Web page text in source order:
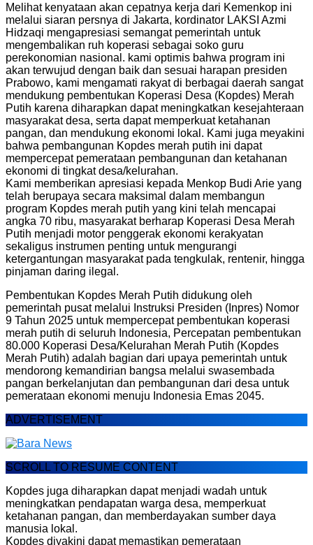
Melihat kenyataan akan cepatnya kerja dari Kemenkop ini
melalui siaran persnya di Jakarta, kordinator LAKSI Azmi
Hidzaqi mengapresiasi semangat pemerintah untuk
mengembalikan ruh koperasi sebagai soko guru
perekonomian nasional. kami optimis bahwa program ini
akan terwujud dengan baik dan sesuai harapan presiden
Prabowo, kami mengamati rakyat di berbagai daerah sangat
mendukung pembentukan Koperasi Desa (Kopdes) Merah
Putih karena diharapkan dapat meningkatkan kesejahteraan
masyarakat desa, serta dapat memperkuat ketahanan
pangan, dan mendukung ekonomi lokal. Kami juga meyakini
bahwa pembangunan Kopdes merah putih ini dapat
mempercepat pemerataan pembangunan dan ketahanan
ekonomi di tingkat desa/kelurahan.
Kami memberikan apresiasi kepada Menkop Budi Arie yang
telah berupaya secara maksimal dalam membangun
program Kopdes merah putih yang kini telah mencapai
angka 70 ribu, masyarakat berharap Koperasi Desa Merah
Putih menjadi motor penggerak ekonomi kerakyatan
sekaligus instrumen penting untuk mengurangi
ketergantungan masyarakat pada tengkulak, rentenir, hingga
pinjaman daring ilegal.
Pembentukan Kopdes Merah Putih didukung oleh
pemerintah pusat melalui Instruksi Presiden (Inpres) Nomor
9 Tahun 2025 untuk mempercepat pembentukan koperasi
merah putih di seluruh Indonesia, Percepatan pembentukan
80.000 Koperasi Desa/Kelurahan Merah Putih (Kopdes
Merah Putih) adalah bagian dari upaya pemerintah untuk
mendorong kemandirian bangsa melalui swasembada
pangan berkelanjutan dan pembangunan dari desa untuk
pemerataan ekonomi menuju Indonesia Emas 2045.
ADVERTISEMENT
SCROLL TO RESUME CONTENT
Kopdes juga diharapkan dapat menjadi wadah untuk
meningkatkan pendapatan warga desa, memperkuat
ketahanan pangan, dan memberdayakan sumber daya
manusia lokal.
Kopdes diyakini dapat memastikan pemerataan